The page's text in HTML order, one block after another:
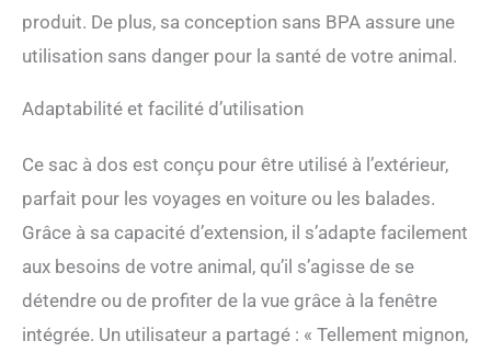
avec clip au harnais incluse
en plus du tapis de soutien
amovible à base dure. Sac à
le chat ou le petit chiot
produit. De plus, sa conception sans BPA assure une
utilisation sans danger pour la santé de votre animal.
Adaptabilité et facilité d’utilisation
Ce sac à dos est conçu pour être utilisé à l’extérieur,
parfait pour les voyages en voiture ou les balades.
Grâce à sa capacité d’extension, il s’adapte facilement
aux besoins de votre animal, qu’il s’agisse de se
détendre ou de profiter de la vue grâce à la fenêtre
intégrée. Un utilisateur a partagé : « Tellement mignon,